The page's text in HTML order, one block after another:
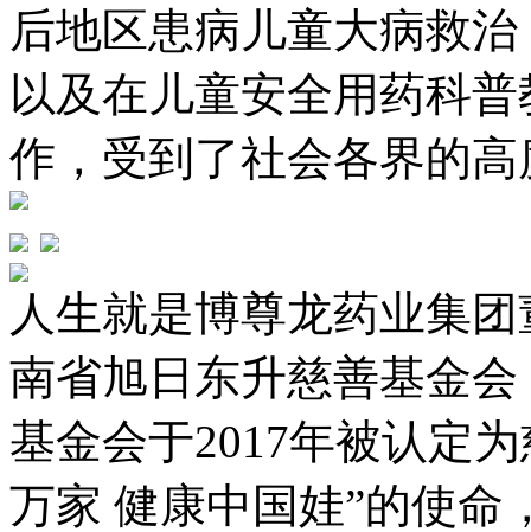
后地区患病儿童大病救治
以及在儿童安全用药科
作，受到了社会各界的
人生就是博尊龙药业集
南省旭日东升慈善基金会
基金会于2017年被认定为
万家 健康中国娃”的使命